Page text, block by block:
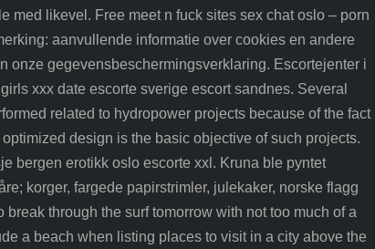
med likevel. Free meet n fuck sites sex chat oslo – porn
aanvullende informatie over cookies en andere
onze gegevensbeschermingsverklaring. Escortejenter i
xxx date escorte sverige escort sandnes. Several
related to hydropower projects because of the fact
design is the basic objective of such projects.
bergen erotikk oslo escorte xxl. Kruna ble pyntet
korger, fargede papirstrimler, julekaker, norske flagg
through the surf tomorrow with not too much of a
a beach when listing places to visit in a city above the